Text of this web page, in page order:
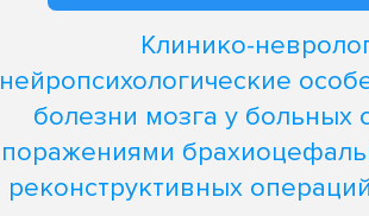
Клинико-
нейропсихологические
болезни мозга у
поражениями
реконструктивных